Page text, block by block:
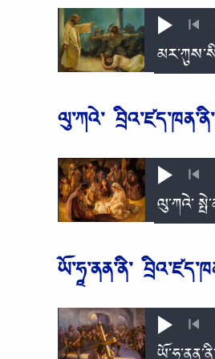
Play
ལུ༌ཀའེ༌
Play
ཡོ༌ཧཱ༌ནན༌ནི༌
Play